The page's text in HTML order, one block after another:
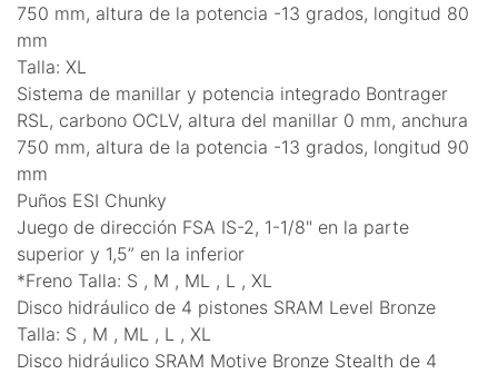
750 mm, altura de la potencia -13 grados, longitud 80
mm
Talla: XL
Sistema de manillar y potencia integrado Bontrager
RSL, carbono OCLV, altura del manillar 0 mm, anchura
750 mm, altura de la potencia -13 grados, longitud 90
mm
Puños ESI Chunky
Juego de dirección FSA IS-2, 1-1/8" en la parte
superior y 1,5” en la inferior
*Freno Talla: S , M , ML , L , XL
Disco hidráulico de 4 pistones SRAM Level Bronze
Talla: S , M , ML , L , XL
Disco hidráulico SRAM Motive Bronze Stealth de 4